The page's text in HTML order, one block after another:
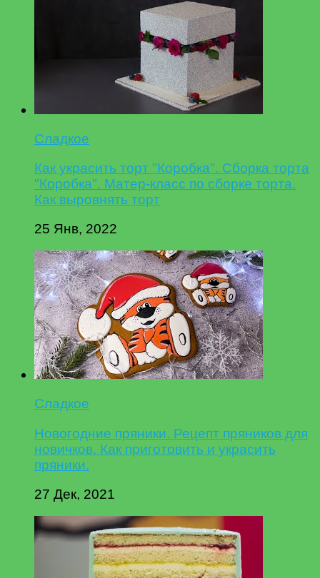
Сладкое
Как украсить торт "Коробка". Сборка торта
"Коробка". Матер-класс по сборке торта.
Как выровнять торт
25 Янв, 2022
Сладкое
Новогодние пряники. Рецепт пряников для
новичков. Как приготовить и украсить
пряники.
27 Дек, 2021